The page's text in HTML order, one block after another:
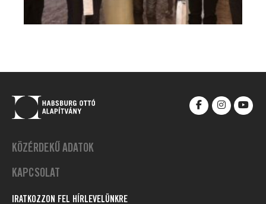
KÖZÉRDEKŰ ADATOK
KAPCSOLAT
IRATKOZZON FEL HÍRLEVELÜNKRE